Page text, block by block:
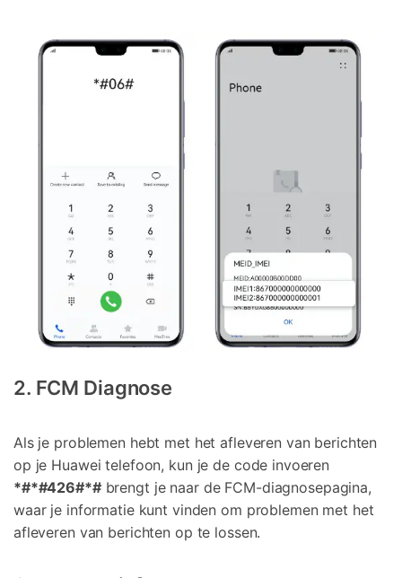
2. FCM Diagnose
Als je problemen hebt met het afleveren van berichten
op je Huawei telefoon, kun je de code invoeren
*#*#426#*#brengt je naar de FCM-diagnosepagina,
waar je informatie kunt vinden om problemen met het
afleveren van berichten op te lossen.